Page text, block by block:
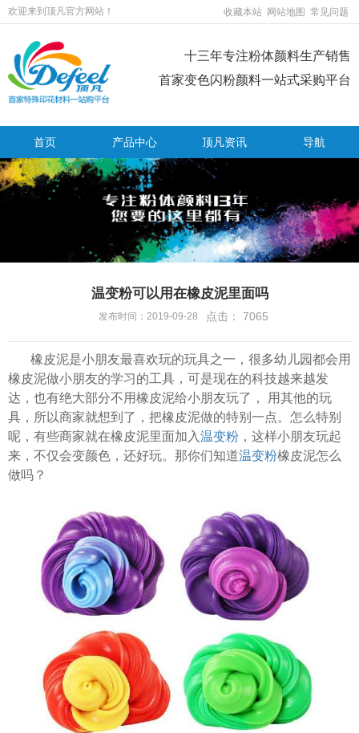
欢迎来到顶凡官方网站！ 收藏本站 网站地图 常见问题
十三年专注粉体颜料生产销售
首家变色闪粉颜料一站式采购平台
首页 产品中心 顶凡资讯 导航
温变粉可以用在橡皮泥里面吗
发布时间：2019-09-28 点击： 7065
橡皮泥是小朋友最喜欢玩的玩具之一，很多幼儿园都会用
橡皮泥做小朋友的学习的工具，可是现在的科技越来越发
达，也有绝大部分不用橡皮泥给小朋友玩了， 用其他的玩
具，所以商家就想到了，把橡皮泥做的特别一点。怎么特别
呢，有些商家就在橡皮泥里面加入温变粉 ，这样小朋友玩起
来，不仅会变颜色，还好玩。那你们知道温变粉橡皮泥怎么
做吗？